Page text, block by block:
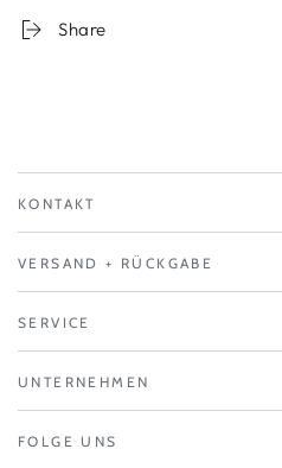
Share
KONTAKT
VERSAND + RÜCKGABE
SERVICE
UNTERNEHMEN
FOLGE UNS